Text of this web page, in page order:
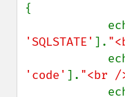
{
'SQLSTATE' ].
'code' ]. "<br /